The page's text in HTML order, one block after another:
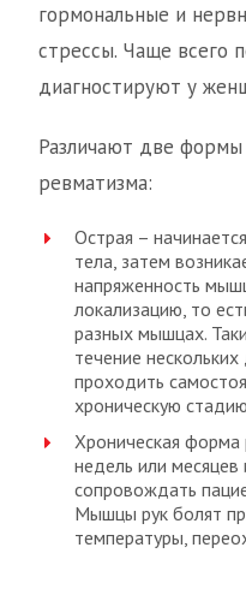
гормональные и
стрессы. Чаще всего
диагностируют у
Различают две
ревматизма:
Острая –
тела, затем
напряженность
локализацию, то
разных мышцах.
течение
проходить
хроническую
Хроническая форма
недель или
сопровождать
Мышцы рук болят
температуры,